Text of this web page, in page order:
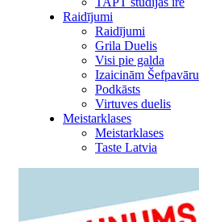
Raidījumi
Raidījumi
Grila Duelis
Visi pie galda
Izaicinām Šefpavāru
Podkāsts
Virtuves duelis
Meistarklases
Meistarklases
Taste Latvia